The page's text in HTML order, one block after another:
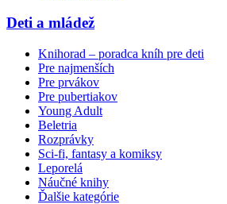
Deti a mládež
Knihorad – poradca kníh pre deti
Pre najmenších
Pre prvákov
Pre pubertiakov
Young Adult
Beletria
Rozprávky
Sci-fi, fantasy a komiksy
Leporelá
Náučné knihy
Ďalšie kategórie